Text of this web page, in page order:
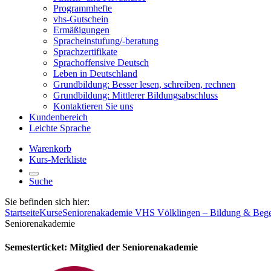
Programmhefte
vhs-Gutschein
Ermäßigungen
Spracheinstufung/-beratung
Sprachzertifikate
Sprachoffensive Deutsch
Leben in Deutschland
Grundbildung: Besser lesen, schreiben, rechnen
Grundbildung: Mittlerer Bildungsabschluss
Kontaktieren Sie uns
Kundenbereich
Leichte Sprache
Warenkorb
Kurs-Merkliste
Suche
Sie befinden sich hier:
StartseiteKurseSeniorenakademie VHS Völklingen – Bildung &
Seniorenakademie
Semesterticket: Mitglied der Seniorenakademie